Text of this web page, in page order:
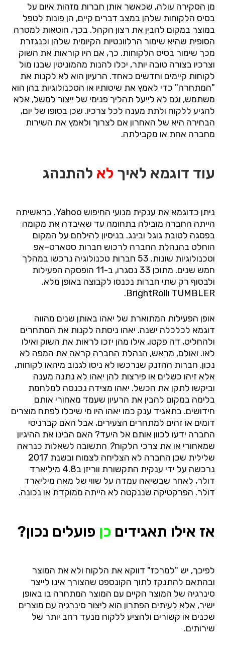
מן הסקירה עולה, שכאשר אותן חברות מזהות איום על
בסיס הלקוחות שלהן במצב דברים קיים, הן פונות לטפל
במוצר במקום להבין את רצון הקהל. בכך, חוטאות למטרה
הסופית שהיא שימור הרלוונטיות הקיומית שלהן וכנגזרת
מכך שימור בסיס הלקוחות. כך, אם היו קוראות את השוק
וצרכיו בצורה טובה יותר, יכלו להנות מהמוניטין שבנו מול
לקוחות קיימים וחדשים כאחד. הרעיון הוא לא לקנות את
"המתחרה" כדי לאמץ את שיטותיו או הטכנולוגיות בהן הוא
משתמש, וגם לא לייעל תהליך פנימי של ייצור למשל, אלא
להגיע ללקוח ולתת מענה לכל צרכיו. שכן בסופו של יום,
הבחירה היא של האחרון אם לצרוך ולאמץ את השירות
מחברה אחת או מקבילתה.
עוד דוגמא לאיך לא להתנהג
ניתן כדוגמא את ענקית מנועי החיפוש
בראשיתה
הייתה החברה מובילה בתחומה עד שאיבדה את מקומה
בפסגה לטובת גוגל ובינג. בניסיון להילחם על המקום
הוחלט בהנהלת החברה לרכוש חברות סטארט–אפ
וטכנולוגיות שונות. 53 חברות טכנולוגיה נרכשו במהלך
חמש שנים. מתוכן נסגרו, ב-11 הופסקה הפעילות
ולבסוף רק שתי חברות נכנסו לקבוצה באופן מלא.
TUMBLER וBrightRoll .
אופן הפעילות המתוארת של יאהו באותן שנים מהווה
דוגמא לכלכלה ישנה. יאהו ניסתה לקנות את המתחרים
ולהחליט, דה פקטו, אילו מהן יזכו לראות את השוק ואילו
לאו. ואולם, מראש, הנהלת החברה קראה את המפה לא
נכון. חברות ההזנק שנרכשו לא ניסו לגנוב מיהאו לקוחות,
אלא זיהו כשלים או פירצות להן יאהו לא נתנה מענה
וביקשו לתקן את הכשל. יאהו מצידה נכנסה למלחמת
בלימה במקום להבין את הרעיון שעמד מאחורי אותם
חידושים. בתאגיד ענק כמו יאהו היו מי שיכלו לפתח מוצרים
דומים או זהים למתחרים הצעירים, אבל האם קברניטי
החברה ידעו לכוון אותם אל היעד? האם הבינו את ההיגיון
שמאחורי או את צרכי הלקוח? התשובה לשאלות כנראה
שלילית שכן החברה לא הצליחה לצמוח ובשנת
נרכשה על ידי ענקית התקשורת ווריזן ב4.8 מיליארד
דולר, לאחר שבשיאה עמדה על שווי של מאה מיליארד
דולר. הפרקטיקה שננקטה לא הייתה ממוקדת או נכונה.
אז אילו תאגידים כן פועלים נכון?
לפיכך, יש "למרכז" דווקא את הלקוח ולא את המוצר
ובהתאם להתנקז לתוך הקונספט שהצורך אינו לייצר
סינרגיה של המוצר הקיים עם המוצר המתחרה בו באופן
ישיר, אלא לעיתים הפתרון הוא ליצור סינרגיה עם מוצרים
שכנים או קשורים ולהציע ללקוח מנעד רחב יותר של
שירותים.